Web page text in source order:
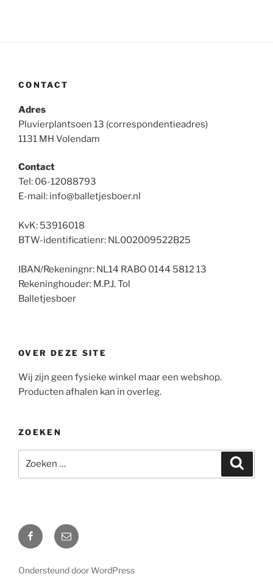
CONTACT
Adres
Pluvierplantsoen 13 (correspondentieadres)
1131 MH Volendam
Contact
Tel: 06-12088793
E-mail: info@balletjesboer.nl
KvK: 53916018
BTW-identificatienr: NL002009522B25
IBAN/Rekeningnr: NL14 RABO 0144 5812 13
Rekeninghouder: M.P.J. Tol
Balletjesboer
OVER DEZE SITE
Wij zijn geen fysieke winkel maar een webshop.
Producten afhalen kan in overleg.
ZOEKEN
naar:
FacebookMail
Ondersteund door WordPress